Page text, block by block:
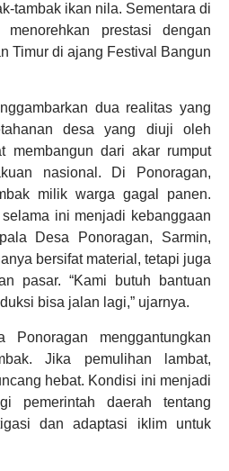
tambak ikan nila. Sementara di
prestasi dengan
Timur di ajang Festival Bangun
dua realitas yang
desa yang diuji oleh
membangun dari akar rumput
nasional. Di Ponoragan,
milik warga gagal panen.
ini menjadi kebanggaan
Desa Ponoragan, Sarmin,
bersifat material, tetapi juga
pasar. “Kami butuh bantuan
bisa jalan lagi,” ujarnya.
Ponoragan menggantungkan
Jika pemulihan lambat,
hebat. Kondisi ini menjadi
pemerintah daerah tentang
dan adaptasi iklim untuk